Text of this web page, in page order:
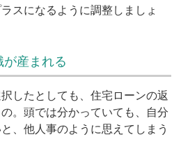
スになるように調整しましょ
産まれる
したとしても、住宅ローンの返
。頭では分かっていても、自分
、他人事のように思えてしまう